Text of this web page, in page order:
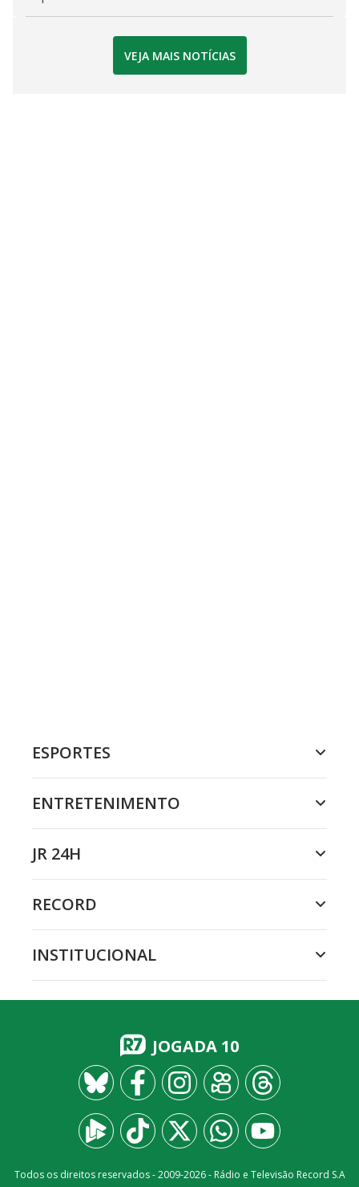
VEJA MAIS NOTÍCIAS
ESPORTES
ENTRETENIMENTO
JR 24H
RECORD
INSTITUCIONAL
JOGADA 10
Todos os direitos reservados - 2009-2026- Rádio e Televisão Record S.A